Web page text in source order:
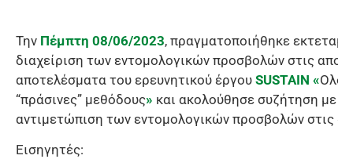
Την Πέμπτη 08/06/2023, πραγματοποιήθηκε
διαχείριση των εντομολογικών προσβολών στις
αποτελέσματα του ερευνητικού έργου SUSTAIN «
“πράσινες” μεθόδους» και ακολούθησε συζήτηση
αντιμετώπιση των εντομολογικών προσβολών
Εισηγητές: